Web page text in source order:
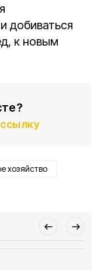
добиваться
к новым
ссылку
хозяйство